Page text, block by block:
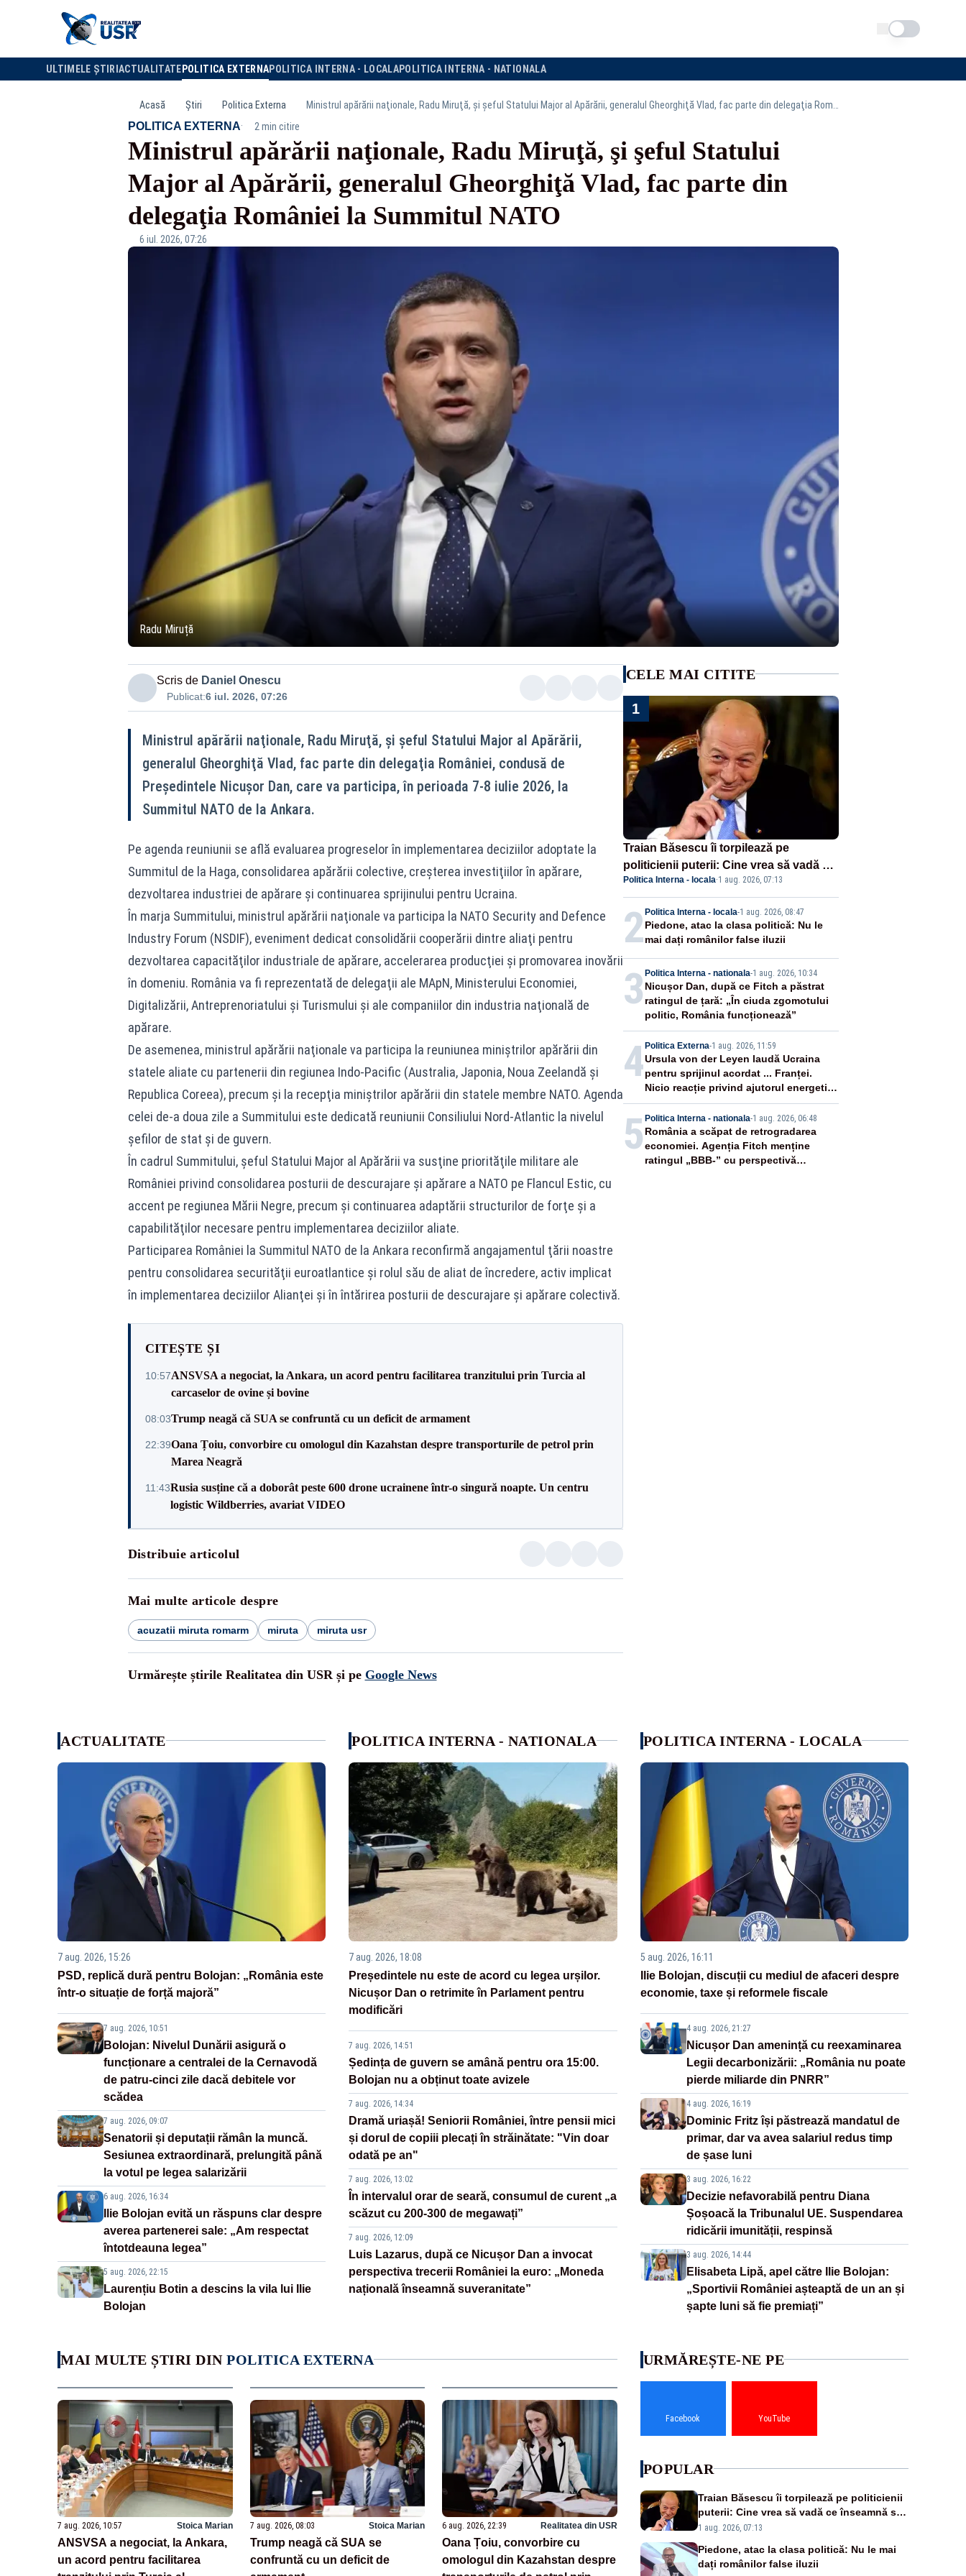
Schimba tema
ULTIMELE ȘTIRI ACTUALITATE POLITICA EXTERNAPOLITICA INTERNA - LOCALAPOLITICA INTERNA - NATIONALA
Acasă Știri Politica Externa
POLITICA EXTERNA· 2 min citire
Ministrul apărării naţionale, Radu Miruţă, şi şeful Statului
Major al Apărării, generalul Gheorghiţă Vlad, fac parte din
delegaţia României la Summitul NATO
6 iul. 2026, 07:26
Radu Miruță
Scris de Daniel Onescu
Publicat:6 iul. 2026, 07:26
Ministrul apărării naţionale, Radu Miruţă, şi şeful Statului Major al Apărării,
generalul Gheorghiţă Vlad, fac parte din delegaţia României, condusă de
Preşedintele Nicuşor Dan, care va participa, în perioada 7-8 iulie 2026, la
Summitul NATO de la Ankara.
Pe agenda reuniunii se află evaluarea progreselor în implementarea deciziilor adoptate la
Summitul de la Haga, consolidarea apărării colective, creşterea investiţiilor în apărare,
dezvoltarea industriei de apărare şi continuarea sprijinului pentru Ucraina.
În marja Summitului, ministrul apărării naţionale va participa la NATO Security and Defence
Industry Forum (NSDIF), eveniment dedicat consolidării cooperării dintre aliaţi pentru
dezvoltarea capacităţilor industriale de apărare, accelerarea producţiei şi promovarea inovării
în domeniu. România va fi reprezentată de delegaţii ale MApN, Ministerului Economiei,
Digitalizării, Antreprenoriatului şi Turismului şi ale companiilor din industria naţională de
apărare.
De asemenea, ministrul apărării naţionale va participa la reuniunea miniştrilor apărării din
statele aliate cu partenerii din regiunea Indo-Pacific (Australia, Japonia, Noua Zeelandă şi
Republica Coreea), precum şi la recepţia miniştrilor apărării din statele membre NATO. Agenda
celei de-a doua zile a Summitului este dedicată reuniunii Consiliului Nord-Atlantic la nivelul
şefilor de stat şi de guvern.
În cadrul Summitului, şeful Statului Major al Apărării va susţine priorităţile militare ale
României privind consolidarea posturii de descurajare şi apărare a NATO pe Flancul Estic, cu
accent pe regiunea Mării Negre, precum şi continuarea adaptării structurilor de forţe şi a
capabilităţilor necesare pentru implementarea deciziilor aliate.
Participarea României la Summitul NATO de la Ankara reconfirmă angajamentul ţării noastre
pentru consolidarea securităţii euroatlantice şi rolul său de aliat de încredere, activ implicat
în implementarea deciziilor Alianţei şi în întărirea posturii de descurajare şi apărare colectivă.
CITEȘTE ȘI
10:57ANSVSA a negociat, la Ankara, un acord pentru facilitarea tranzitului prin Turcia al
carcaselor de ovine și bovine
08:03Trump neagă că SUA se confruntă cu un deficit de armament
22:39Oana Țoiu, convorbire cu omologul din Kazahstan despre transporturile de petrol prin
Marea Neagră
11:43Rusia susține că a doborât peste 600 drone ucrainene într-o singură noapte. Un centru
logistic Wildberries, avariat VIDEO
Distribuie articolul
Mai multe articole despre
acuzatii miruta romarm miruta miruta usr
Urmărește știrile Realitatea din USR și pe Google News
CELE MAI CITITE
1
Traian Băsescu îi torpilează pe
politicienii puterii: Cine vrea să vadă ce
înseamnă să fii prost, se uită la
România
Politica Interna - locala·1 aug. 2026, 07:13
2Politica Interna - locala-1 aug. 2026, 08:47
Piedone, atac la clasa politică: Nu le
mai dați românilor false iluzii
3 Politica Interna - nationala-1 aug. 2026, 10:34
Nicușor Dan, după ce Fitch a păstrat
ratingul de țară: „În ciuda zgomotului
politic, România funcționează”
4Politica Externa-1 aug. 2026, 11:59
Ursula von der Leyen laudă Ucraina
pentru sprijinul acordat ... Franței.
Nicio reacție privind ajutorul energetic
promis României
5 Politica Interna - nationala-1 aug. 2026, 06:48
România a scăpat de retrogradarea
economiei. Agenția Fitch menține
ratingul „BBB-” cu perspectivă
ACTUALITATE
7 aug. 2026, 15:26
PSD, replică dură pentru Bolojan: „România este
într-o situație de forță majoră”
7 aug. 2026, 10:51
Bolojan: Nivelul Dunării asigură o
funcționare a centralei de la Cernavodă
de patru-cinci zile dacă debitele vor
scădea
7 aug. 2026, 09:07
Senatorii și deputații rămân la muncă.
Sesiunea extraordinară, prelungită până
la votul pe legea salarizării
6 aug. 2026, 16:34
Ilie Bolojan evită un răspuns clar despre
averea partenerei sale: „Am respectat
întotdeauna legea”
5 aug. 2026, 22:15
Laurențiu Botin a descins la vila lui Ilie
Bolojan
POLITICA INTERNA - NATIONALA
7 aug. 2026, 18:08
Președintele nu este de acord cu legea urșilor.
Nicușor Dan o retrimite în Parlament pentru
modificări
7 aug. 2026, 14:51
Ședința de guvern se amână pentru ora 15:00.
Bolojan nu a obținut toate avizele
7 aug. 2026, 14:34
Dramă uriașă! Seniorii României, între pensii mici
și dorul de copiii plecați în străinătate: "Vin doar
odată pe an"
7 aug. 2026, 13:02
În intervalul orar de seară, consumul de curent „a
scăzut cu 200-300 de megawați”
7 aug. 2026, 12:09
Luis Lazarus, după ce Nicușor Dan a invocat
perspectiva trecerii României la euro: „Moneda
națională înseamnă suveranitate”
POLITICA INTERNA - LOCALA
5 aug. 2026, 16:11
Ilie Bolojan, discuții cu mediul de afaceri despre
economie, taxe și reformele fiscale
4 aug. 2026, 21:27
Nicușor Dan amenință cu reexaminarea
Legii decarbonizării: „România nu poate
pierde miliarde din PNRR”
4 aug. 2026, 16:19
Dominic Fritz își păstrează mandatul de
primar, dar va avea salariul redus timp
de șase luni
3 aug. 2026, 16:22
Decizie nefavorabilă pentru Diana
Șoșoacă la Tribunalul UE. Suspendarea
ridicării imunității, respinsă
3 aug. 2026, 14:44
Elisabeta Lipă, apel către Ilie Bolojan:
„Sportivii României așteaptă de un an și
șapte luni să fie premiați”
MAI MULTE ȘTIRI DIN POLITICA EXTERNA
7 aug. 2026, 10:57 Stoica Marian
ANSVSA a negociat, la Ankara,
un acord pentru facilitarea
7 aug. 2026, 08:03 Stoica Marian
Trump neagă că SUA se
confruntă cu un deficit de
6 aug. 2026, 22:39 Realitatea din USR
Oana Țoiu, convorbire cu
omologul din Kazahstan despre
URMĂREȘTE-NE PE
Facebook YouTube
POPULAR
Traian Băsescu îi torpilează pe politicienii
puterii: Cine vrea să vadă ce înseamnă să
fii prost, se uită la România
1 aug. 2026, 07:13
Piedone, atac la clasa politică: Nu le mai
dați românilor false iluzii